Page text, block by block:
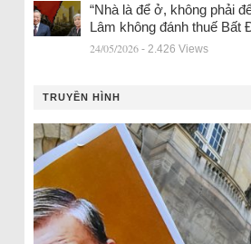
“Nhà là để ở, không phải
Lâm không đánh thuế Bất
24/05/2026 - 2.426 Views
TRUYỀN HÌNH